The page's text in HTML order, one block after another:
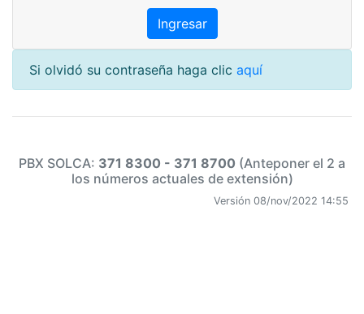
Si olvidó su contraseña haga clic aquí
PBX SOLCA: 371 8300 - 371 8700 (Anteponer el 2 a
los números actuales de extensión)
Versión 08/nov/2022 14:55